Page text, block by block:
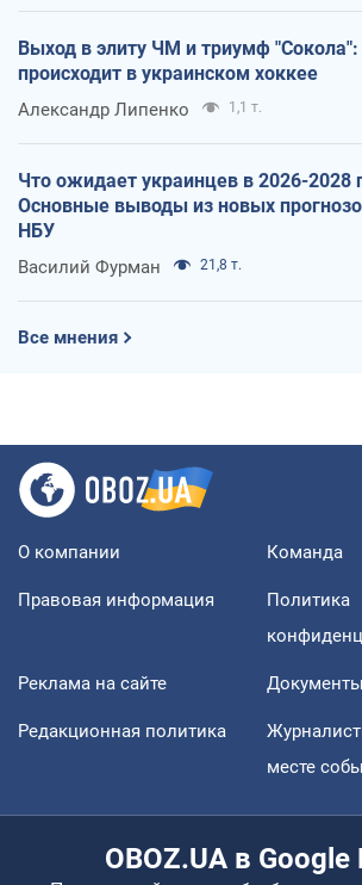
Выход в элиту ЧМ и триумф "Сокола":
происходит в украинском хоккее
Александр Липенко 1,1 т.
Что ожидает украинцев в 2026-2028
Основные выводы из новых
НБУ
Василий Фурман 21,8 т.
Все мнения
О компании Команда
Правовая информация
Политика
Реклама на сайте Документы
Редакционная политика
месте
OBOZ.UA в Google